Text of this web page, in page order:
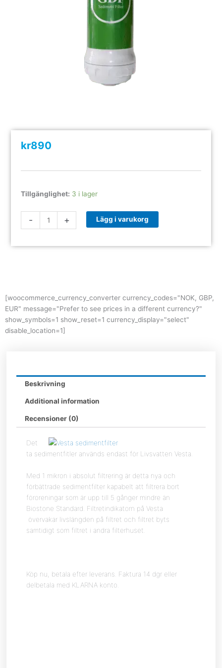
kr890
Tillgänglighet: 3 i lager
-
Sedimentfilter
+ Lägg i varukorg
[woocommerce_currency_converter currency_codes="NOK, GBP,
EUR" message="Prefer to see prices in a different currency?"
show_symbols=1 show_reset=1 currency_display="select"
disable_location=1]
Beskrivning
Additional information
Recensioner (0)
Det
ta sedimentfitler används endast för Livsvatten Vesta.
Med 1 mikron i absolut filtrering är detta nya och
förbättrade sedimentfilter kapabelt att filtrera bort
föroreningar som är upp till 5 gånger mindre än
Biostone Standard. Filtretindikatorn på Vesta
övervakar livslängden på filtret och filtret byts
samtidigt som filtret i andra filterhuset.
Köp nu, betala efter leverans. Faktura 14 dgr eller
delbetala med KLARNA konto.